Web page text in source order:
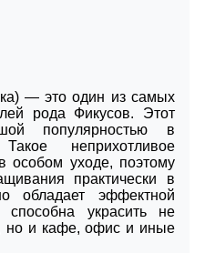
— это один из самых
рода Фикусов. Этот
популярностью в
неприхотливое
особом уходе, поэтому
практически в
обладает эффектной
способна украсить не
но и кафе, офис и иные